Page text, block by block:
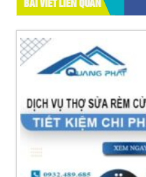
BÀI VIẾT LIÊN QUAN